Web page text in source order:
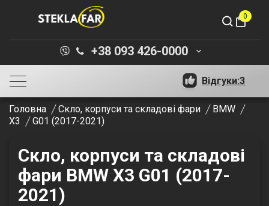
shopping_bag
0
+38 093 426-0000 keyboard_arrow_down
Відгуки:3
Головна Скло, корпуси та складові фари
BMW
X3
G01 (2017-2021)
Скло, корпуси та складові
фари BMW X3 G01 (2017-
2021)